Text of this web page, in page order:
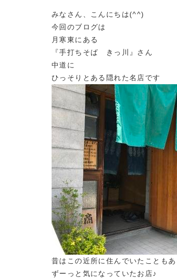
みなさん、こんにちは(^^)
今回のブログは
月寒東にある
『手打ちそば きっ川』さん
中道に
ひっそりとある隠れた名店です
昔はこの近所に住んでいたこともあ
ずーっと気になっていたお店♪